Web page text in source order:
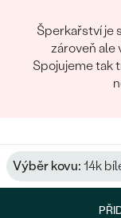
Šperkařství je
zároveň ale
Spojujeme tak
Výběr kovu: 14k